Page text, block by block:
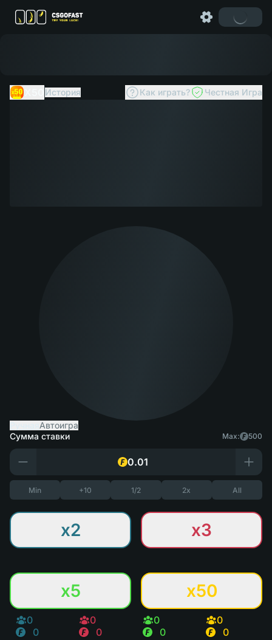
История Как играть? Честная Игра
Автоигра
Сумма ставки
Max: 500
Min +10 1/2 2x All
x2 x3
x5 x50
0
0
0
0
0
0
0
0